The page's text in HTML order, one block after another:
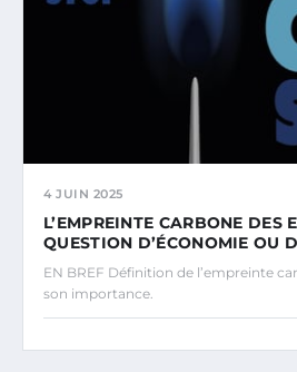
4 JUIN 2025
L’EMPREINTE CARBONE DES
QUESTION D’ÉCONOMIE OU
EN BREF Définition de l’empreinte
son importance.